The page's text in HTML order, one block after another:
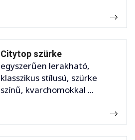
Citytop szürke
egyszerűen lerakható,
klasszikus stílusú, szürke
színű, kvarchomokkal ...